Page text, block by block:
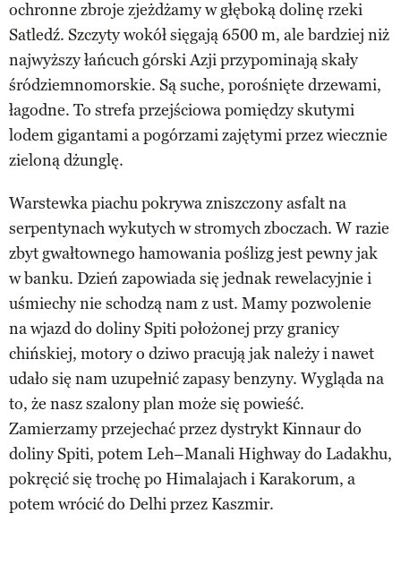
ochronne zbroje zjeżdżamy w głęboką dolinę rzeki
Satledź. Szczyty wokół sięgają 6500 m, ale bardziej niż
najwyższy łańcuch górski Azji przypominają skały
śródziemnomorskie. Są suche, porośnięte drzewami,
łagodne. To strefa przejściowa pomiędzy skutymi
lodem gigantami a pogórzami zajętymi przez wiecznie
zieloną dżunglę.
Warstewka piachu pokrywa zniszczony asfalt na
serpentynach wykutych w stromych zboczach. W razie
zbyt gwałtownego hamowania poślizg jest pewny jak
w banku. Dzień zapowiada się jednak rewelacyjnie i
uśmiechy nie schodzą nam z ust. Mamy pozwolenie
na wjazd do doliny Spiti położonej przy granicy
chińskiej, motory o dziwo pracują jak należy i nawet
udało się nam uzupełnić zapasy benzyny. Wygląda na
to, że nasz szalony plan może się powieść.
Zamierzamy przejechać przez dystrykt Kinnaur do
doliny Spiti, potem Leh–Manali Highway do Ladakhu,
pokręcić się trochę po Himalajach i Karakorum, a
potem wrócić do Delhi przez Kaszmir.